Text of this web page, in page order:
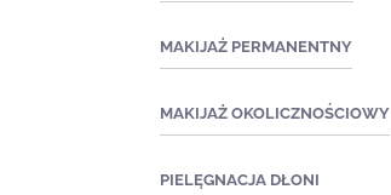
Zabiegi redukujące
Zabiegi medyczne
MAKIJAŻ PERMANENTNY
MAKIJAŻ OKOLICZNOŚCIOWY
PIELĘGNACJA DŁONI